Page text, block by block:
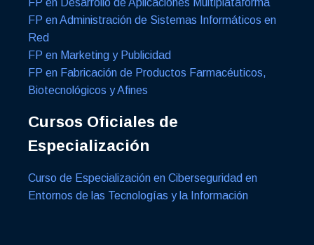
FP en Administración de Sistemas Informáticos en
Red
FP en Marketing y Publicidad
FP en Fabricación de Productos Farmacéuticos,
Biotecnológicos y Afines
Cursos Oficiales de
Especialización
Curso de Especialización en Ciberseguridad en
Entornos de las Tecnologías y la Información